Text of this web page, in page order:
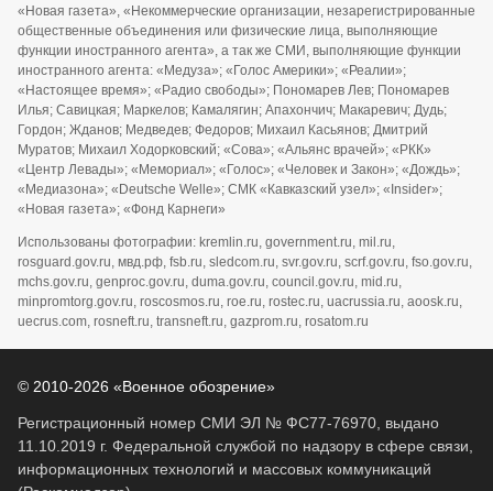
«Новая газета», «Некоммерческие организации, незарегистрированные
общественные объединения или физические лица, выполняющие
функции иностранного агента», а так же СМИ, выполняющие функции
иностранного агента: «Медуза»; «Голос Америки»; «Реалии»;
«Настоящее время»; «Радио свободы»; Пономарев Лев; Пономарев
Илья; Савицкая; Маркелов; Камалягин; Апахончич; Макаревич; Дудь;
Гордон; Жданов; Медведев; Федоров; Михаил Касьянов; Дмитрий
Муратов; Михаил Ходорковский; «Сова»; «Альянс врачей»; «РКК»
«Центр Левады»; «Мемориал»; «Голос»; «Человек и Закон»; «Дождь»;
«Медиазона»; «Deutsche Welle»; СМК «Кавказский узел»; «Insider»;
«Новая газета»; «Фонд Карнеги»
Использованы фотографии: kremlin.ru, government.ru, mil.ru,
rosguard.gov.ru, мвд.рф, fsb.ru, sledcom.ru, svr.gov.ru, scrf.gov.ru, fso.gov.ru,
mchs.gov.ru, genproc.gov.ru, duma.gov.ru, council.gov.ru, mid.ru,
minpromtorg.gov.ru, roscosmos.ru, roe.ru, rostec.ru, uacrussia.ru, aoosk.ru,
uecrus.com, rosneft.ru, transneft.ru, gazprom.ru, rosatom.ru
© 2010-2026 «Военное обозрение»
Регистрационный номер СМИ ЭЛ № ФС77-76970, выдано
11.10.2019 г. Федеральной службой по надзору в сфере связи,
информационных технологий и массовых коммуникаций